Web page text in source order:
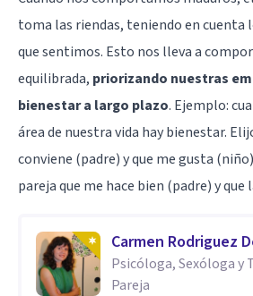
toma las riendas, teniendo en cuenta
que sentimos. Esto nos lleva a
equilibrada, priorizando nuestras
bienestar a largo plazo. Ejemplo:
área de nuestra vida hay bienestar.
conviene (padre) y que me gusta
pareja que me hace bien (padre) y
Carmen Rodriguez
Psicóloga, Sexóloga y
Pareja